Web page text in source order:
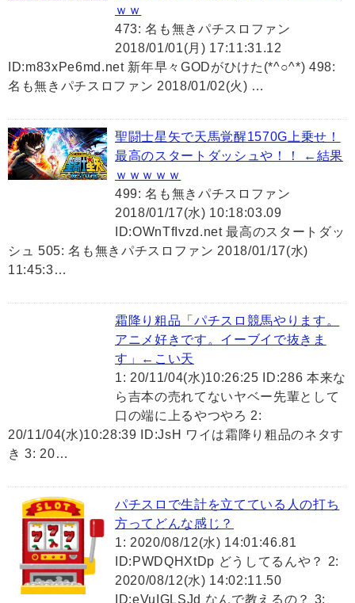
ｗｗ
473: 名も無きパチスロファン
2018/01/01(月) 17:11:31.12
ID:m83xPe6md.net 新年早々GODがひけた(*^○^*) 498:
名も無きパチスロファン 2018/01/02(火) …
聖闘士星矢で天馬覚醒1570G上乗せ！
最高のスタートダッシュや！！ ←結果
ｗｗｗｗｗ
499: 名も無きパチスロファン
2018/01/17(水) 10:18:03.09
ID:OWnTfIvzd.net 最高のスタートダッ
シュ 505: 名も無きパチスロファン 2018/01/17(水)
11:45:3…
霜降り粗品「パチスロ競馬やります。
アニメ好きです。イーブイで抜きま
す」←こい天
1: 20/11/04(水)10:26:25 ID:286 本来な
ら吉本の売れてないヤベー先輩として
口の端に上るやつやろ 2:
20/11/04(水)10:28:39 ID:JsH ワイは霜降り粗品のネタす
き 3: 20…
パチスロで生計を立てている人の打ち
方ってどんな感じ？
1: 2020/08/12(水) 14:01:46.81
ID:PWDQHXtDp どうしてるんや？ 2:
2020/08/12(水) 14:02:11.50
ID:eVuIGLSJd なんで教えるの？ 3: